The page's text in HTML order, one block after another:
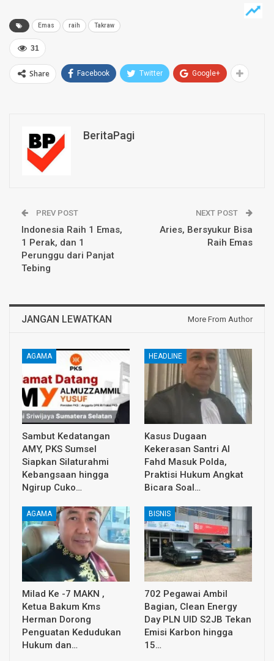
Emas raih Takraw
31
Share Facebook Twitter Google+
BeritaPagi
PREV POST
Indonesia Raih 1 Emas,
1 Perak, dan 1
Perunggu dari Panjat
Tebing
NEXT POST
Aries, Bersyukur Bisa
Raih Emas
JANGAN LEWATKAN More From Author
AGAMA
Sambut Kedatangan
AMY, PKS Sumsel
Siapkan Silaturahmi
Kebangsaan hingga
Ngirup Cuko…
HEADLINE
Kasus Dugaan
Kekerasan Santri Al
Fahd Masuk Polda,
Praktisi Hukum Angkat
Bicara Soal…
AGAMA
Milad Ke -7 MAKN ,
Ketua Bakum Kms
Herman Dorong
Penguatan Kedudukan
Hukum dan…
BISNIS
702 Pegawai Ambil
Bagian, Clean Energy
Day PLN UID S2JB Tekan
Emisi Karbon hingga
15…